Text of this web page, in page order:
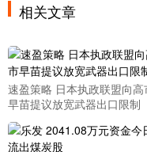
相关文章
速盈策略 日本执政联盟向高
早苗提议放宽武器出口限制